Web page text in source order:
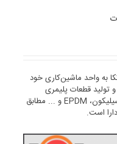
به واحد ماشین‌کاری خود
تولید قطعات پلیمری
همچون وایتون، NBR، سیلیکون، EPDM و ... مطابق
است.